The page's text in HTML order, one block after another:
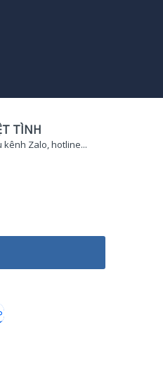
TÌNH
kênh Zalo, hotline...